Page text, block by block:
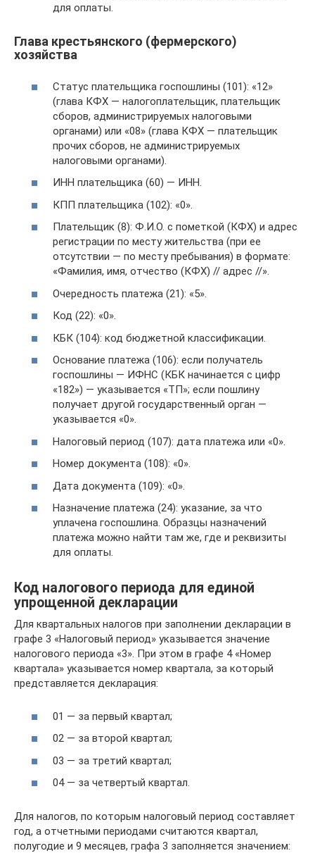
для оплаты.
Глава крестьянского (фермерского)
хозяйства
Статус плательщика госпошлины (101): «12»
(глава КФХ — налогоплательщик, плательщик
сборов, администрируемых налоговыми
органами) или «08» (глава КФХ — плательщик
прочих сборов, не администрируемых
налоговыми органами).
ИНН плательщика (60) — ИНН.
КПП плательщика (102): «0».
Плательщик (8): Ф.И.О. с пометкой (КФХ) и адрес
регистрации по месту жительства (при ее
отсутствии — по месту пребывания) в формате:
«Фамилия, имя, отчество (КФХ) // адрес //».
Очередность платежа (21): «5».
Код (22): «0».
КБК (104): код бюджетной классификации.
Основание платежа (106): если получатель
госпошлины — ИФНС (КБК начинается с цифр
«182») — указывается «ТП»; если пошлину
получает другой государственный орган —
указывается «0».
Налоговый период (107): дата платежа или «0».
Номер документа (108): «0».
Дата документа (109): «0».
Назначение платежа (24): указание, за что
уплачена госпошлина. Образцы назначений
платежа можно найти там же, где и реквизиты
для оплаты.
Код налогового периода для единой
упрощенной декларации
Для квартальных налогов при заполнении декларации в
графе 3 «Налоговый период» указывается значение
налогового периода «3». При этом в графе 4 «Номер
квартала» указывается номер квартала, за который
представляется декларация:
01 — за первый квартал;
02 — за второй квартал;
03 — за третий квартал;
04 — за четвертый квартал.
Для налогов, по которым налоговый период составляет
год, а отчетными периодами считаются квартал,
полугодие и 9 месяцев, графа 3 заполняется значением: